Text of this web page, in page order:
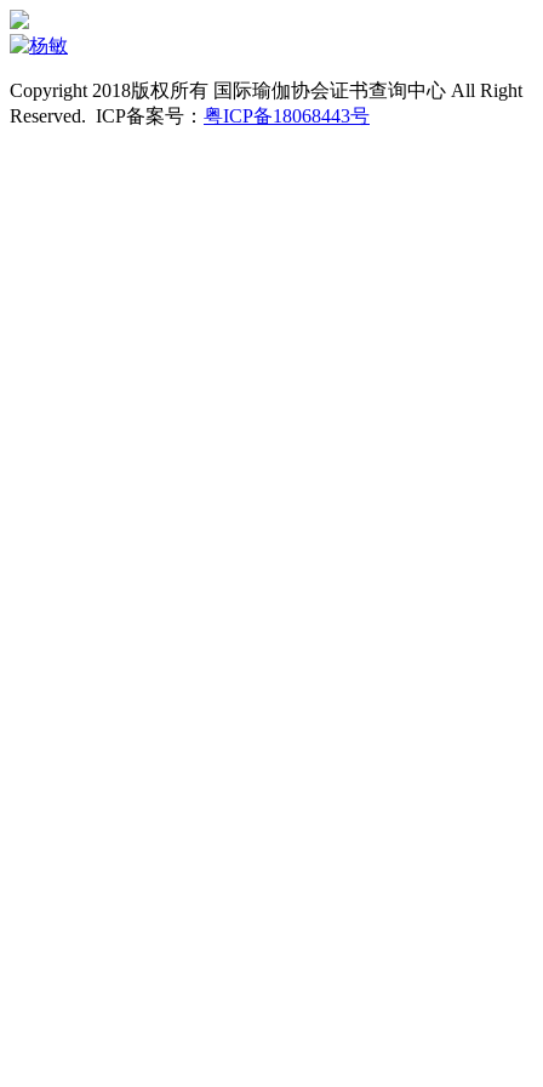
Copyright 2018版权所有 国际瑜伽协会证书查询中心 All Right
Reserved. ICP备案号： 粤ICP备18068443号